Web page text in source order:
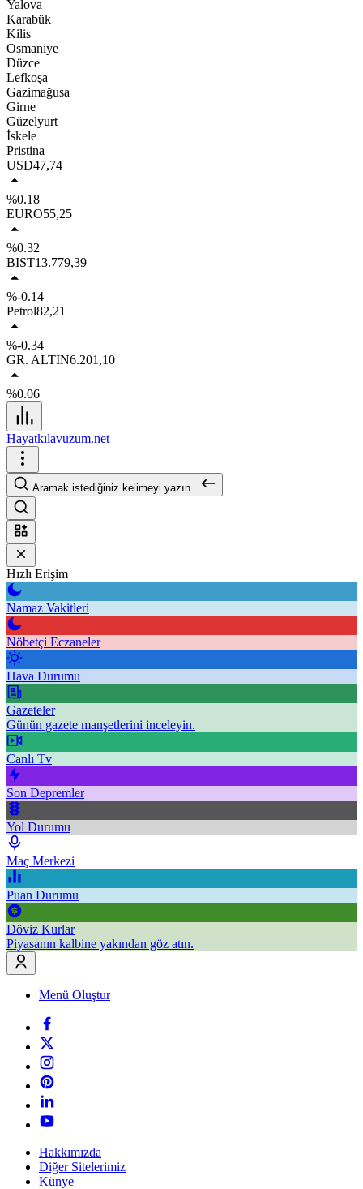
Yalova
Karabük
Kilis
Osmaniye
Düzce
Lefkoşa
Gazimağusa
Girne
Güzelyurt
İskele
Pristina
USD47,74
%0.18
EURO55,25
%0.32
BIST13.779,39
%-0.14
Petrol82,21
%-0.34
GR. ALTIN6.201,10
%0.06
Hayatkılavuzum.net
Aramak istediğiniz kelimeyi yazın..
Hızlı Erişim
Namaz Vakitleri
Nöbetçi Eczaneler
Hava Durumu
Gazeteler
Günün gazete manşetlerini inceleyin.
Canlı Tv
Son Depremler
Yol Durumu
Maç Merkezi
Puan Durumu
Döviz Kurlar
Piyasanın kalbine yakından göz atın.
Menü Oluştur
Hakkımızda
Diğer Sitelerimiz
Künye